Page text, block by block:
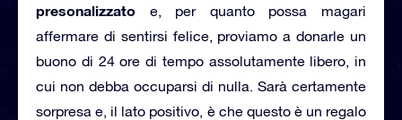
presonalizzato e, per quanto possa magari
affermare di sentirsi felice, proviamo a donarle un
buono di 24 ore di tempo assolutamente libero, in
cui non debba occuparsi di nulla. Sarà certamente
sorpresa e, il lato positivo, è che questo è un regalo